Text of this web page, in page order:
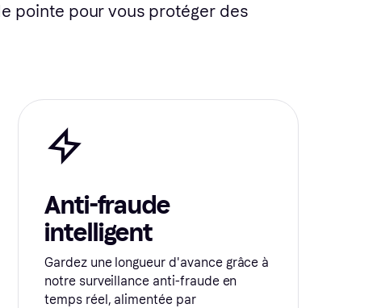
pointe pour vous protéger des
Anti-fraude
intelligent
Gardez une longueur d'avance grâce à
notre surveillance anti-fraude en
temps réel, alimentée par